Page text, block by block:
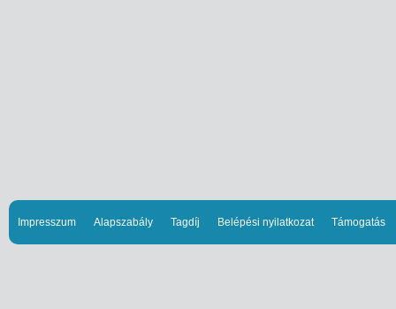
Impresszum Alapszabály Tagdíj Belépési nyilatkozat Támogatás